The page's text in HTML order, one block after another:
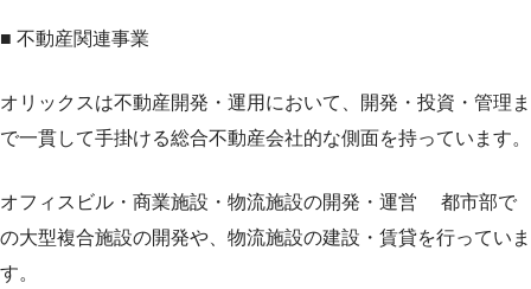
■ 不動産関連事業
オリックスは不動産開発・運用において、開発・投資・管理ま
で一貫して手掛ける総合不動産会社的な側面を持っています。
オフィスビル・商業施設・物流施設の開発・運営 都市部で
の大型複合施設の開発や、物流施設の建設・賃貸を行っていま
す。